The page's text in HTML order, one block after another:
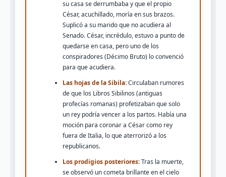
su casa se derrumbaba y que el propio
César, acuchillado, moría en sus brazos.
Suplicó a su marido que no acudiera al
Senado. César, incrédulo, estuvo a punto de
quedarse en casa, pero uno de los
conspiradores (Décimo Bruto) lo convenció
para que acudiera.
Las hojas de la Sibila:Circulaban rumores
de que los Libros Sibilinos (antiguas
profecías romanas) profetizaban que solo
un rey podría vencer a los partos. Había una
moción para coronar a César como rey
fuera de Italia, lo que aterrorizó a los
republicanos.
Los prodigios posteriores:Tras la muerte,
se observó un cometa brillante en el cielo